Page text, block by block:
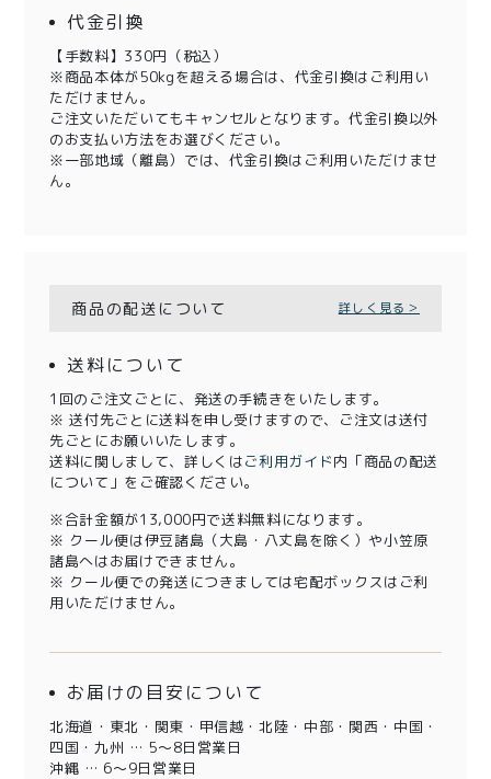
代金引換
【手数料】330円（税込）
※商品本体が50kgを超える場合は、代金引換はご利用い
ただけません。
ご注文いただいてもキャンセルとなります。代金引換以外
のお支払い方法をお選びください。
※一部地域（離島）では、代金引換はご利用いただけませ
ん。
商品の配送について 詳しく見る＞
送料について
1回のご注文ごとに、発送の手続きをいたします。
※ 送付先ごとに送料を申し受けますので、ご注文は送付
先ごとにお願いいたします。
送料に関しまして、詳しくはご利用ガイド内「商品の配送
について」をご確認ください。
※合計金額が13,000円で送料無料になります。
※ クール便は伊豆諸島（大島・八丈島を除く）や小笠原
諸島へはお届けできません。
※ クール便での発送につきましては宅配ボックスはご利
用いただけません。
お届けの目安について
北海道・東北・関東・甲信越・北陸・中部・関西・中国・
四国・九州 … 5～8日営業日
沖縄 … 6～9日営業日